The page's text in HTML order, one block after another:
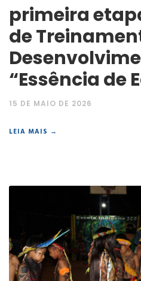
primeira
de
“Essência de
15 DE MAIO DE 2026
LEIA MAIS →